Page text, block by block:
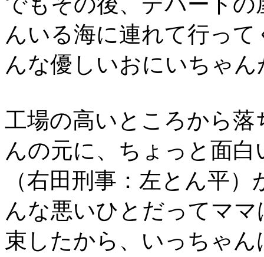
んいる海に連れて行っ
んな優しいおにいちゃ
工場の高いところから
んの元に、ちょっと面
（右田刑事：左とん平
んな悪いひとだってマ
束したから、いっちゃ